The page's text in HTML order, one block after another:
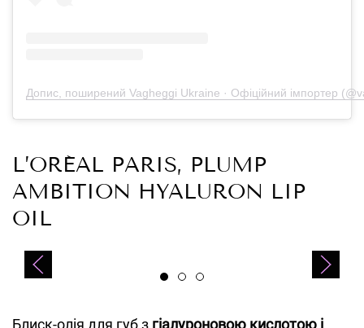
Допис, поширений Vagheggi Ukraine · Офіційний імпортер
L’ORÉAL PARIS, PLUMP
AMBITION HYALURON LIP
OIL
Блиск-олія для губ з гіалуроновою кислотою і